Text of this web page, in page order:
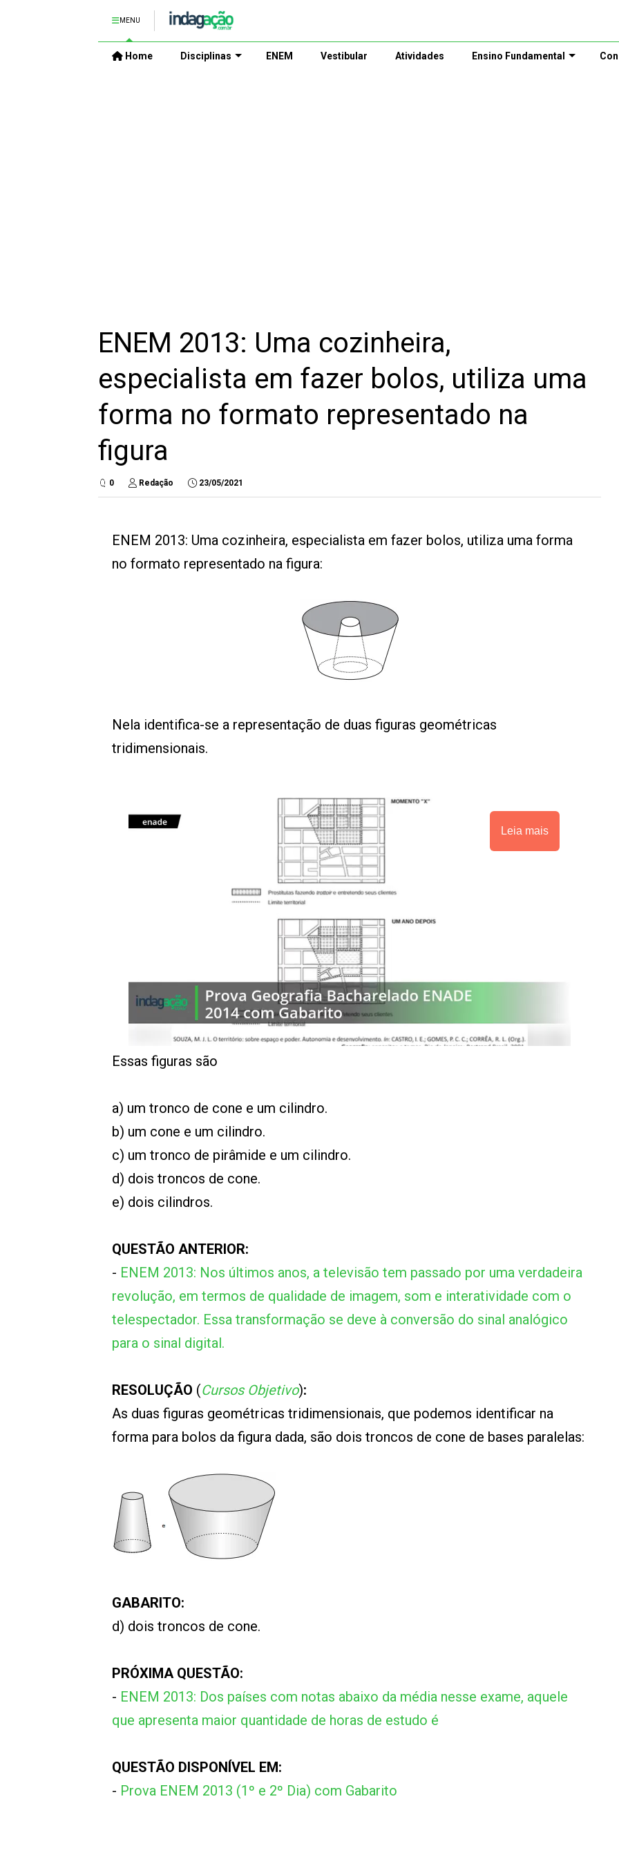
MENU
Home Disciplinas ENEM Vestibular Atividades Ensino Fundamental
ENEM 2013: Uma cozinheira,
especialista em fazer bolos, utiliza uma
forma no formato representado na
figura
0 Redação 23/05/2021
ENEM 2013: Uma cozinheira, especialista em fazer bolos, utiliza uma forma
no formato representado na figura:
Nela identifica-se a representação de duas figuras geométricas
tridimensionais.
Leia mais
Essas figuras são
a) um tronco de cone e um cilindro.
b) um cone e um cilindro.
c) um tronco de pirâmide e um cilindro.
d) dois troncos de cone.
e) dois cilindros.
QUESTÃO ANTERIOR:
- ENEM 2013: Nos últimos anos, a televisão tem passado por uma verdadeira
revolução, em termos de qualidade de imagem, som e interatividade com o
telespectador. Essa transformação se deve à conversão do sinal analógico
para o sinal digital.
RESOLUÇÃO (Cursos Objetivo):
As duas figuras geométricas tridimensionais, que podemos identificar na
forma para bolos da figura dada, são dois troncos de cone de bases paralelas:
GABARITO:
d) dois troncos de cone.
PRÓXIMA QUESTÃO:
- ENEM 2013: Dos países com notas abaixo da média nesse exame, aquele
que apresenta maior quantidade de horas de estudo é
QUESTÃO DISPONÍVEL EM:
- Prova ENEM 2013 (1º e 2º Dia) com Gabarito